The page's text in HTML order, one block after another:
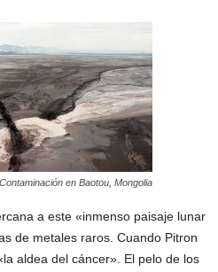
Contaminación en Baotou, Mongolia
a este «inmenso paisaje lunar
de metales raros. Cuando Pitron
aldea del cáncer». El pelo de los